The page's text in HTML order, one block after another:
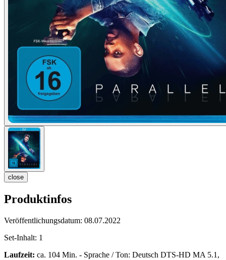
close
Produktinfos
Veröffentlichungsdatum: 08.07.2022
Set-Inhalt: 1
Laufzeit: ca. 104 Min. - Sprache / Ton: Deutsch DTS-HD MA 5.1,